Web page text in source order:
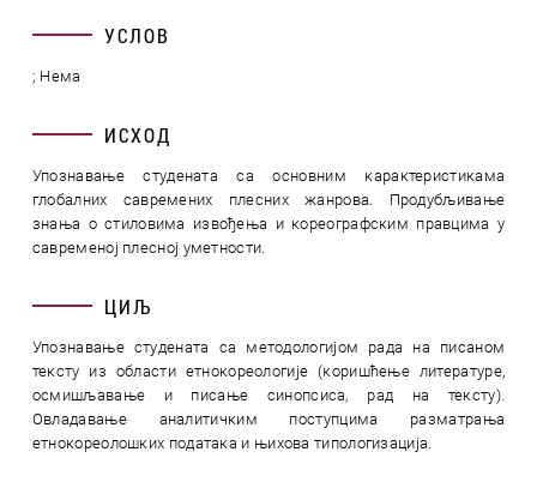
УСЛОВ
; Нема
ИСХОД
Упознавање студената са основним карактеристикама
глобалних савремених плесних жанрова. Продубљивање
знања о стиловима извођења и кореографским правцима у
савременој плесној уметности.
ЦИЉ
Упознавање студената са методологијом рада на писаном
тексту из области етнокореологије (коришћење литературе,
осмишљавање и писање синопсиса, рад на тексту).
Овладавање аналитичким поступцима разматрања
етнокореолошких података и њихова типологизација.